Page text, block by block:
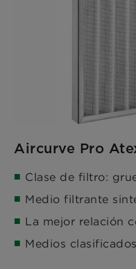
Aircurve Pro
Clase de filtro:
Medio filtrante
La mejor relación
Medios